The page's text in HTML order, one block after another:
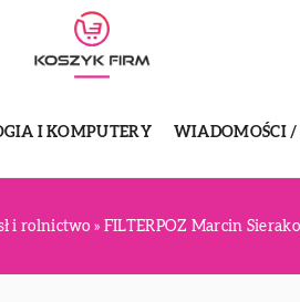
I KOMPUTERY WIADOMOŚCI /
i rolnictwo » FILTERPOZ Marcin